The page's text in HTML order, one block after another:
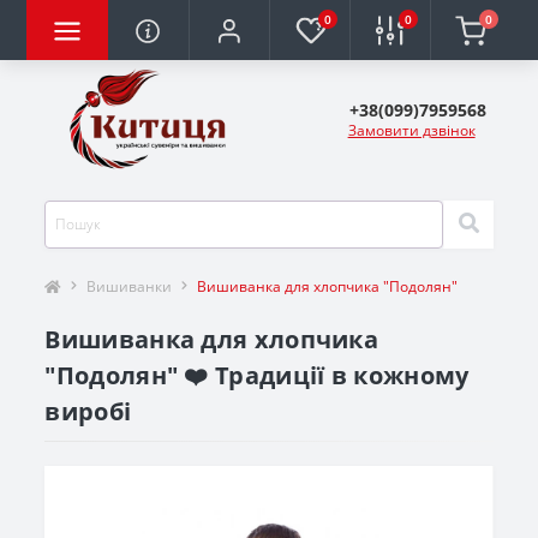
0 0 0
+38(099)7959568
Замовити дзвінок
Вишиванки Вишиванка для хлопчика "Подолян"
Вишиванка для хлопчика
"Подолян" ❤️ Традиції в кожному
виробі